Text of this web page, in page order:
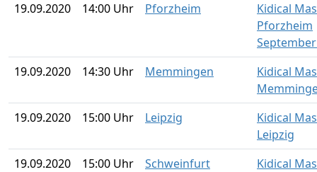
19.09.2020
14:00 Uhr Pforzheim
Kidical
Pforzheim
19.09.2020
14:30 Uhr Memmingen
Kidical
19.09.2020
15:00 Uhr Leipzig
Kidical
Leipzig
19.09.2020
15:00 Uhr Schweinfurt
Kidical